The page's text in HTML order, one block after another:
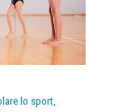
lo sport,